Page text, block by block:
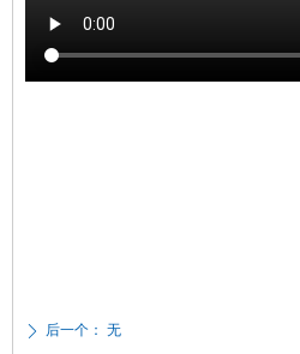
ꄲ 后一个： 无